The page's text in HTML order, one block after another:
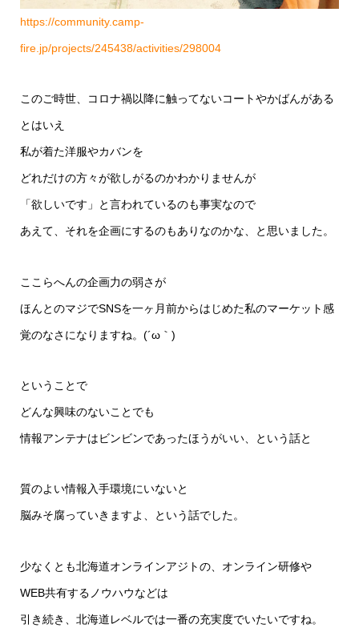
https://community.camp-
fire.jp/projects/245438/activities/298004
このご時世、コロナ禍以降に触ってないコートやかばんがある
とはいえ
私が着た洋服やカバンを
どれだけの方々が欲しがるのかわかりませんが
「欲しいです」と言われているのも事実なので
あえて、それを企画にするのもありなのかな、と思いました。
ここらへんの企画力の弱さが
ほんとのマジでSNSを一ヶ月前からはじめた私のマーケット感
覚のなさになりますね。(´ω｀)
ということで
どんな興味のないことでも
情報アンテナはビンビンであったほうがいい、という話と
質のよい情報入手環境にいないと
脳みそ腐っていきますよ、という話でした。
少なくとも北海道オンラインアジトの、オンライン研修や
WEB共有するノウハウなどは
引き続き、北海道レベルでは一番の充実度でいたいですね。